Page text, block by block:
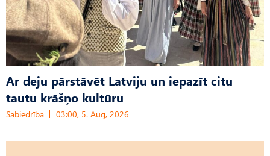
Ar deju pārstāvēt Latviju un iepazīt citu
tautu krāšņo kultūru
Sabiedrība 03:00, 5. Aug, 2026